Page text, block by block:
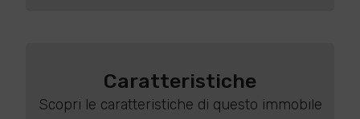
Caratteristiche
Scopri le caratteristiche di questo immobile